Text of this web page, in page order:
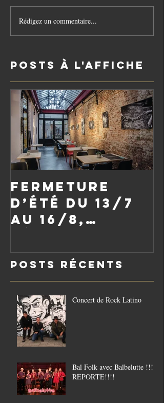
Rédigez un commentaire...
Posts à l'affiche
Fermeture
d’été du 13/7
au 16/8,
le vendredi
21/8
Posts Récents
Concert de Rock Latino
Bal Folk avec Balbelutte !!!!
REPORTE!!!!